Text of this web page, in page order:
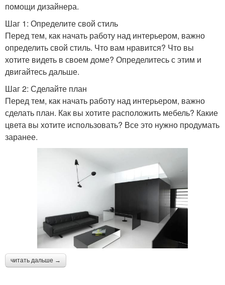
помощи дизайнера.
Шаг 1: Определите свой стиль
Перед тем, как начать работу над интерьером, важно
определить свой стиль. Что вам нравится? Что вы
хотите видеть в своем доме? Определитесь с этим и
двигайтесь дальше.
Шаг 2: Сделайте план
Перед тем, как начать работу над интерьером, важно
сделать план. Как вы хотите расположить мебель? Какие
цвета вы хотите использовать? Все это нужно продумать
заранее.
читать дальше →